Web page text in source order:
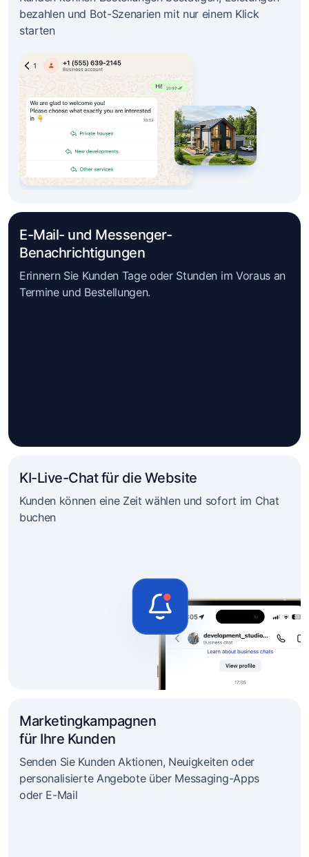
bezahlen und Bot-Szenarien mit nur einem Klick
starten
E-Mail- und Messenger-
Benachrichtigungen
Erinnern Sie Kunden Tage oder Stunden im Voraus an
Termine und Bestellungen.
KI-Live-Chat für die Website
Kunden können eine Zeit wählen und sofort im Chat
buchen
Marketingkampagnen
für Ihre Kunden
Senden Sie Kunden Aktionen, Neuigkeiten oder
personalisierte Angebote über Messaging-Apps
oder E-Mail